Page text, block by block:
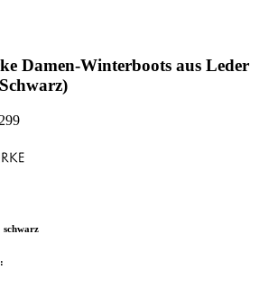
Damen-Winterboots aus Leder
schwarz